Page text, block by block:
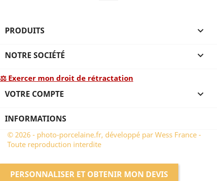
PRODUITS 
NOTRE SOCIÉTÉ 
⚖ Exercer mon droit de rétractation
VOTRE COMPTE 
INFORMATIONS
© 2026 - photo-porcelaine.fr, développé par Wess France -
Toute reproduction interdite
PERSONNALISER ET OBTENIR MON DEVIS